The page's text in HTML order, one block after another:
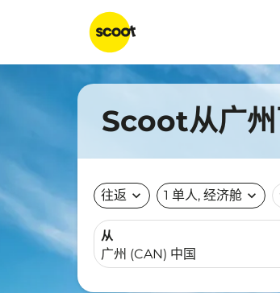
Scoot从广州
往返 expand_more 1 单人, 经济舱 expand_more
从